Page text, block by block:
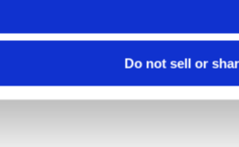
Do not sell or